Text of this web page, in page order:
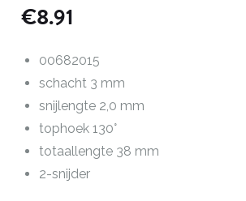
€8.91
00682015
schacht 3 mm
snijlengte 2,0 mm
tophoek 130°
totaallengte 38 mm
2-snijder